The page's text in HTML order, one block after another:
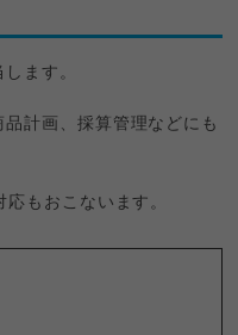
ます。
計画、採算管理などにも
もおこないます。